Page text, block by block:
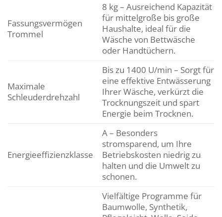
Fassungsvermögen
Trommel
8 kg – Ausreichend Kapazität
für mittelgroße bis große
Haushalte, ideal für die
Wäsche von Bettwäsche
oder Handtüchern.
Maximale
Schleuderdrehzahl
Bis zu 1400 U/min – Sorgt für
eine effektive Entwässerung
Ihrer Wäsche, verkürzt die
Trocknungszeit und spart
Energie beim Trocknen.
Energieeffizienzklasse
A – Besonders
stromsparend, um Ihre
Betriebskosten niedrig zu
halten und die Umwelt zu
schonen.
Vielfältige Programme für
Baumwolle, Synthetik,